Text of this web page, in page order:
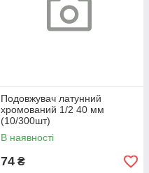
Подовжувач латунний
хромований 1/2 40 мм
(10/300шт)
В наявності
74 ₴